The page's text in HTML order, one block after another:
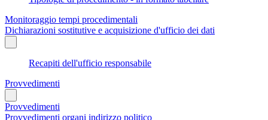
Monitoraggio tempi procedimentali
Dichiarazioni sostitutive e acquisizione d'ufficio dei dati
Recapiti dell'ufficio responsabile
Provvedimenti
Provvedimenti
Provvedimenti organi indirizzo politico